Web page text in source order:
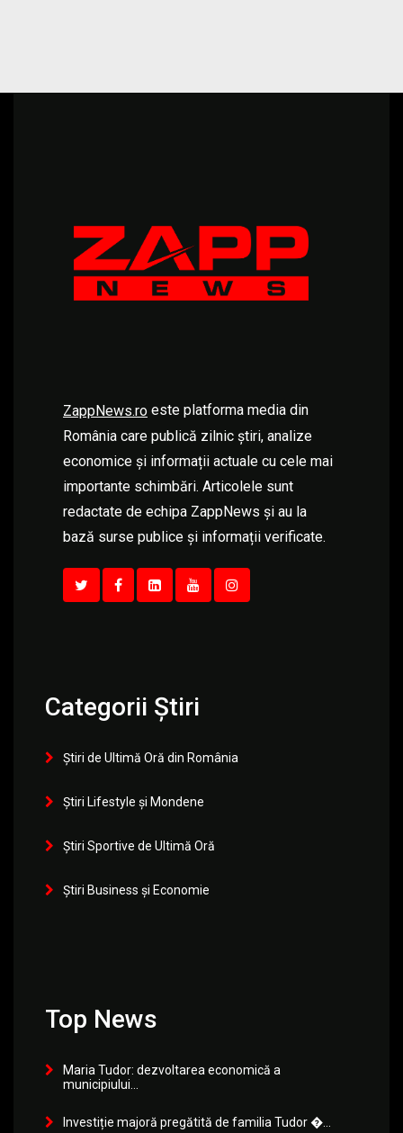
ZappNews.ro este platforma media din
România care publică zilnic știri, analize
economice și informații actuale cu cele mai
importante schimbări. Articolele sunt
redactate de echipa ZappNews și au la
bază surse publice și informații verificate.
Categorii Știri
Știri de Ultimă Oră din România
Știri Lifestyle și Mondene
Știri Sportive de Ultimă Oră
Știri Business și Economie
Top News
Maria Tudor: dezvoltarea economică a
municipiului...
Investiție majoră pregătită de familia Tudor �...